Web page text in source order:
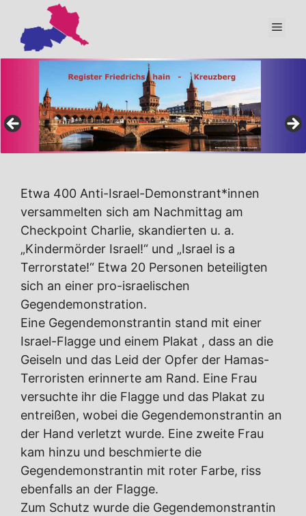
Inhalt
springen
Etwa 400 Anti-Israel-Demonstrant*innen
versammelten sich am Nachmittag am
Checkpoint Charlie, skandierten u. a.
„Kindermörder Israel!“ und „Israel is a
Terrorstate!“ Etwa 20 Personen beteiligten
sich an einer pro-israelischen
Gegendemonstration.
Eine Gegendemonstrantin stand mit einer
Israel-Flagge und einem Plakat , dass an die
Geiseln und das Leid der Opfer der Hamas-
Terroristen erinnerte am Rand. Eine Frau
versuchte ihr die Flagge und das Plakat zu
entreißen, wobei die Gegendemonstrantin an
der Hand verletzt wurde. Eine zweite Frau
kam hinzu und beschmierte die
Gegendemonstrantin mit roter Farbe, riss
ebenfalls an der Flagge.
Zum Schutz wurde die Gegendemonstrantin